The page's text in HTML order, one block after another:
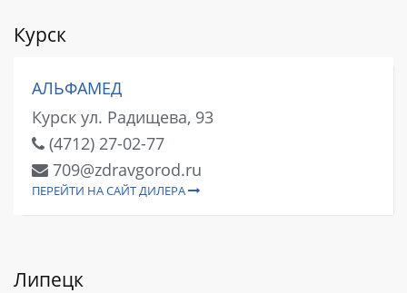
Курск
АЛЬФАМЕД
Курск ул. Радищева, 93
(4712) 27-02-77
709@zdravgorod.ru
ПЕРЕЙТИ НА САЙТ ДИЛЕРА
Липецк